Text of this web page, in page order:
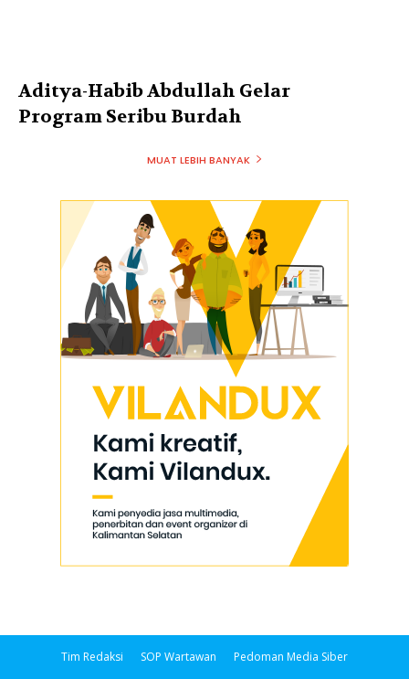
Aditya-Habib Abdullah Gelar
Program Seribu Burdah
MUAT LEBIH BANYAK
Tim Redaksi SOP Wartawan Pedoman Media Siber